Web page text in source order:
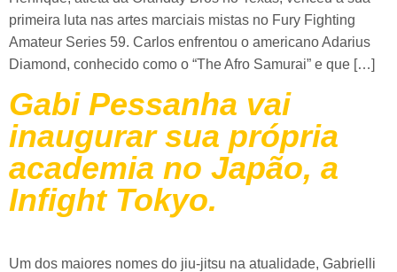
primeira luta nas artes marciais mistas no Fury Fighting
Amateur Series 59. Carlos enfrentou o americano Adarius
Diamond, conhecido como o “The Afro Samurai” e que […]
Gabi Pessanha vai
inaugurar sua própria
academia no Japão, a
Infight Tokyo.
Um dos maiores nomes do jiu-jitsu na atualidade, Gabrielli